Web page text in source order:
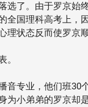
选了。由于罗京始
全国理科高考上，
理状态反而使罗京顺
。
音专业，他们班30
为小弟弟的罗京却